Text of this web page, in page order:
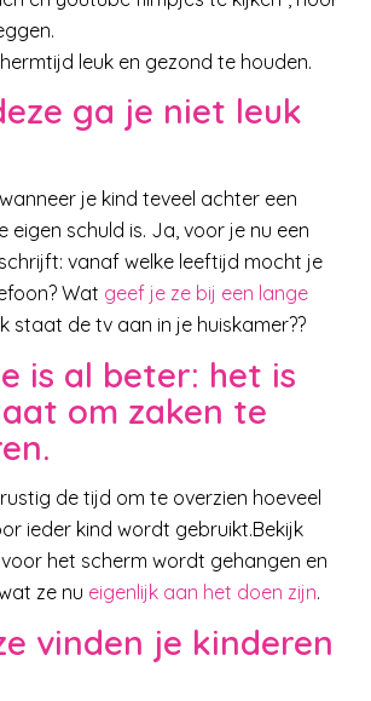
leuk en gezond te houden.
ga je niet leuk
je kind teveel achter een
eigen schuld is. Ja, voor je nu een
vanaf welke leeftijd mocht je
Wat geef je ze bij een lange
staat de tv aan in je huiskamer??
is al beter: het is
om zaken te
de tijd om te overzien hoeveel
ieder kind wordt gebruikt.Bekijk
het scherm wordt gehangen en
ze nu eigenlijk aan het doen zijn.
vinden je kinderen